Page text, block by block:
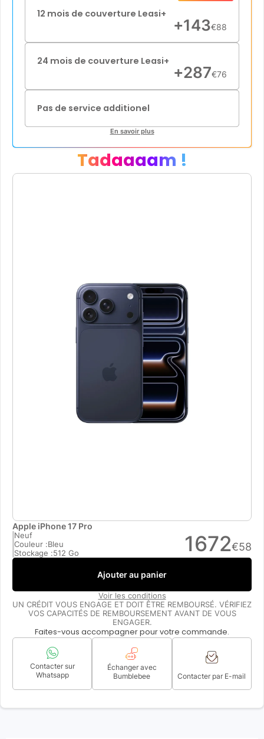
12 mois de couverture Leasi+
+143€88
24 mois de couverture Leasi+
+287€76
Pas de service additionel
En savoir plus
Tadaaaam !
Apple iPhone 17 Pro
Neuf
Couleur :Bleu
Stockage :512 Go 1672€58
Ajouter au panier
Voir les conditions
UN CRÉDIT VOUS ENGAGE ET DOIT ÊTRE REMBOURSÉ. VÉRIFIEZ
VOS CAPACITÉS DE REMBOURSEMENT AVANT DE VOUS
ENGAGER.
Faites-vous accompagner pour votre commande.
Contacter sur
Whatsapp
Échanger avec
Bumblebee
Contacter par E-mail